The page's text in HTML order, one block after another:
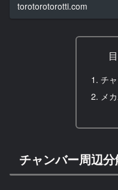
torotorotorotti.com
チ
メ
チャンバー周辺